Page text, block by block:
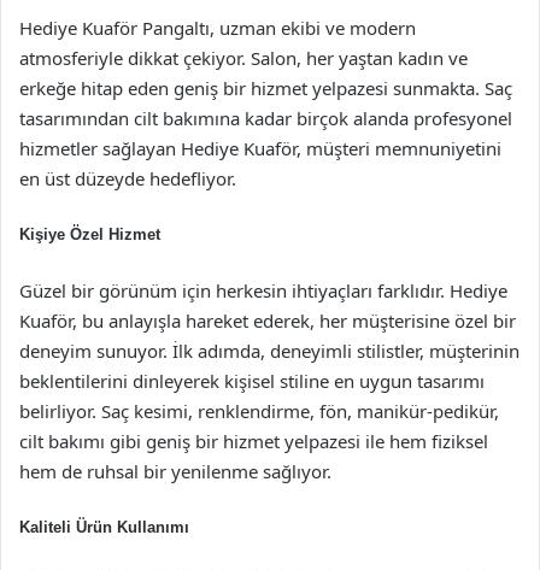
Hediye Kuaför Pangaltı, uzman ekibi ve modern
atmosferiyle dikkat çekiyor. Salon, her yaştan kadın ve
erkeğe hitap eden geniş bir hizmet yelpazesi sunmakta. Saç
tasarımından cilt bakımına kadar birçok alanda profesyonel
hizmetler sağlayan Hediye Kuaför, müşteri memnuniyetini
en üst düzeyde hedefliyor.
Kişiye Özel Hizmet
Güzel bir görünüm için herkesin ihtiyaçları farklıdır. Hediye
Kuaför, bu anlayışla hareket ederek, her müşterisine özel bir
deneyim sunuyor. İlk adımda, deneyimli stilistler, müşterinin
beklentilerini dinleyerek kişisel stiline en uygun tasarımı
belirliyor. Saç kesimi, renklendirme, fön, manikür-pedikür,
cilt bakımı gibi geniş bir hizmet yelpazesi ile hem fiziksel
hem de ruhsal bir yenilenme sağlıyor.
Kaliteli Ürün Kullanımı